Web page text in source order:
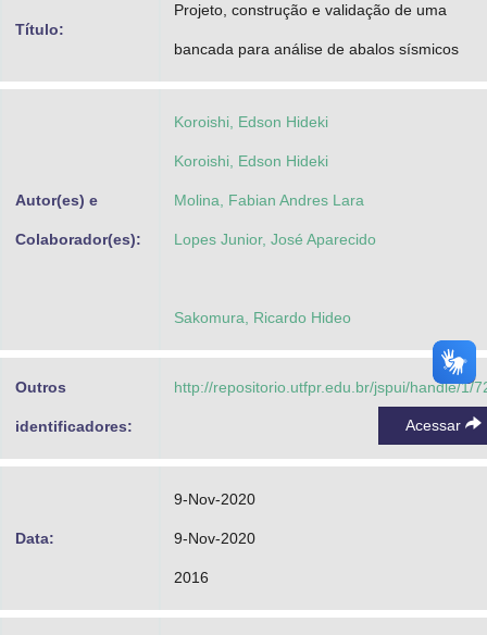
Título:
Projeto, construção e validação de uma
bancada para análise de abalos sísmicos
Autor(es) e
Colaborador(es):
Koroishi, Edson Hideki
Koroishi, Edson Hideki
Molina, Fabian Andres Lara
Lopes Junior, José Aparecido
Sakomura, Ricardo Hideo
Outros
identificadores:
http://repositorio.utfpr.edu.br/jspui/handle/1/
Acessar
Data:
9-Nov-2020
9-Nov-2020
2016